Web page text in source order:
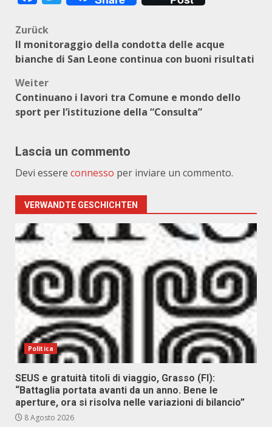
Beitragsnavigation
Zurück
Il monitoraggio della condotta delle acque
bianche di San Leone continua con buoni risultati
Weiter
Continuano i lavori tra Comune e mondo dello
sport per l’istituzione della “Consulta”
Lascia un commento
Devi essere connesso per inviare un commento.
VERWANDTE GESCHICHTEN
Politica
SEUS e gratuità titoli di viaggio, Grasso (FI):
“Battaglia portata avanti da un anno. Bene le
aperture, ora si risolva nelle variazioni di bilancio”
8 Agosto 2026